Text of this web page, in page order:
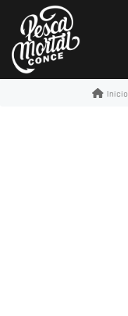
Inicio